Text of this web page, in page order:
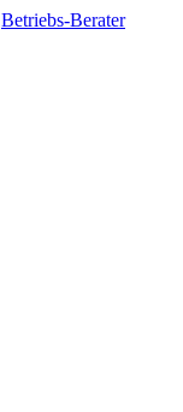
Betriebs-Berater